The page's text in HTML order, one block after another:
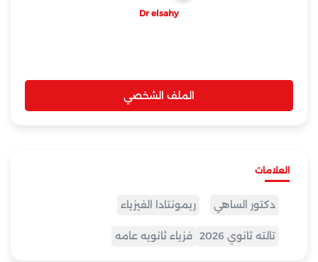
Dr elsahy
الملف الشخصي
العلامات
دكتور الساهي ريمونتادا الفيزياء
تالته ثانوي 2026 فزياء ثانويه عامه